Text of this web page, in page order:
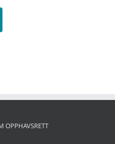
OPPHAVSRETT